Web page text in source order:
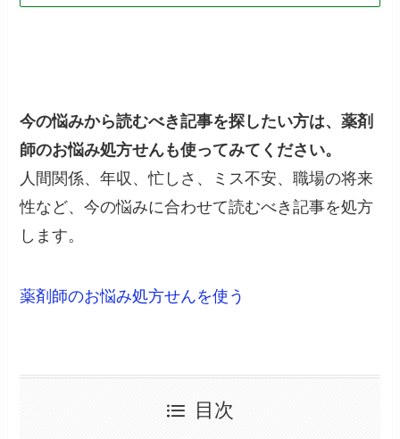
今の悩みから読むべき記事を探したい方は、薬剤
師のお悩み処方せんも使ってみてください。
人間関係、年収、忙しさ、ミス不安、職場の将来
性など、今の悩みに合わせて読むべき記事を処方
します。
薬剤師のお悩み処方せんを使う
目次